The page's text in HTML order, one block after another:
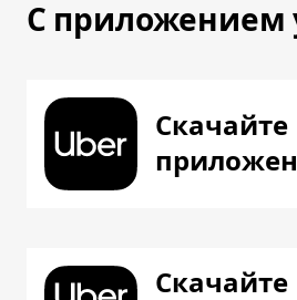
С приложением
Скачайте
Скачайте